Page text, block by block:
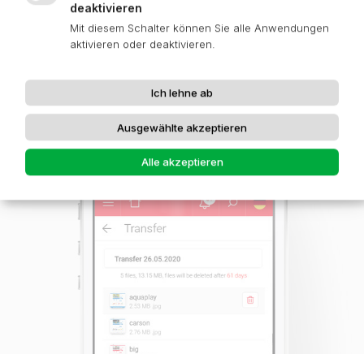
FILESHARING-PLATTFORM
deaktivieren
Mit diesem Schalter können Sie alle Anwendungen
aktivieren oder deaktivieren.
Ich lehne ab
Ausgewählte akzeptieren
Alle akzeptieren